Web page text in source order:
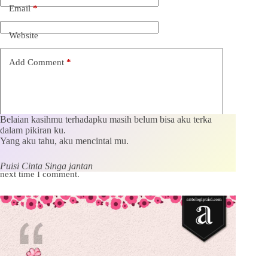
Email*
Website
Add Comment *
Save my name, email and website in this browser for the
next time I comment.
Kirim Komentar
Belaian kasihmu terhadapku masih belum bisa aku terka
dalam pikiran ku.
Yang aku tahu, aku mencintai mu.
Puisi Cinta Singa jantan